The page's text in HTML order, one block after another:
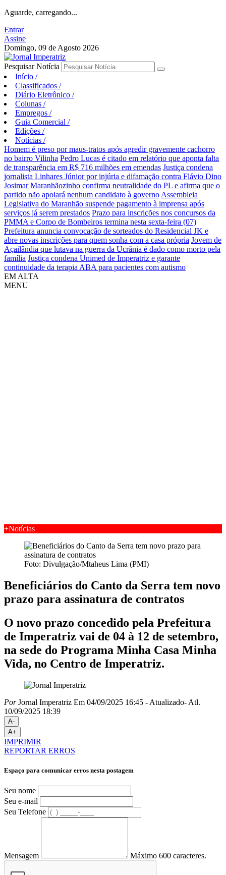
Aguarde, carregando...
Entrar
Assine
Domingo, 09 de Agosto 2026
Pesquisar Notícia
Início /
Classificados /
Diário Eletrônico /
Colunas /
Empregos /
Guia Comercial /
Edições /
Notícias /
Homem é preso por maus-tratos após agredir gravemente cachorro
no bairro Vilinha Pedro Lucas é citado em relatório que aponta falta
de transparência em R$ 716 milhões em emendas Justiça condena
jornalista Linhares Júnior por injúria e difamação contra Flávio Dino
Josimar Maranhãozinho confirma neutralidade do PL e afirma que o
partido não apoiará nenhum candidato à governo Assembleia
Legislativa do Maranhão suspende pagamento à imprensa após
serviços já serem prestados Prazo para inscrições nos concursos da
PMMA e Corpo de Bombeiros termina nesta sexta-feira (07)
Prefeitura anuncia convocação de sorteados do Residencial JK e
abre novas inscrições para quem sonha com a casa própria Jovem de
Açailândia que lutava na guerra da Ucrânia é dado como morto pela
família Justiça condena Unimed de Imperatriz e garante
continuidade da terapia ABA para pacientes com autismo
EM ALTA
MENU
+Notícias
Foto: Divulgação/Mtaheus Lima (PMI)
Beneficiários do Canto da Serra tem novo
prazo para assinatura de contratos
O novo prazo concedido pela Prefeitura
de Imperatriz vai de 04 à 12 de setembro,
na sede do Programa Minha Casa Minha
Vida, no Centro de Imperatriz.
PorJornal Imperatriz Em 04/09/2025 16:45 - Atualizado- Atl.
10/09/2025 18:39
A-
A+
IMPRIMIR
REPORTAR ERROS
Espaço para comunicar erros nesta postagem
Seu nome
Seu e-mail
Seu Telefone
Mensagem Máximo 600 caracteres.